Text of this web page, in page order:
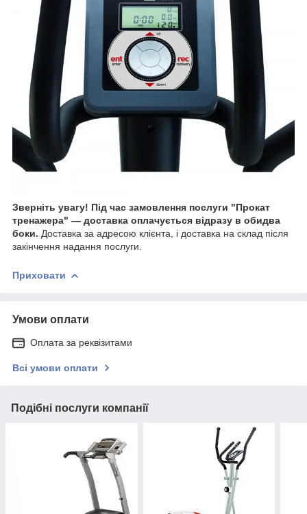
Зверніть увагу! Під час замовлення послуги "Прокат
тренажера" — доставка оплачується відразу в обидва
боки. Доставка за адресою клієнта, і доставка на склад після
закінчення надання послуги.
Приховати
Умови оплати
Оплата за реквізитами
Всі умови оплати
Подібні послуги компанії